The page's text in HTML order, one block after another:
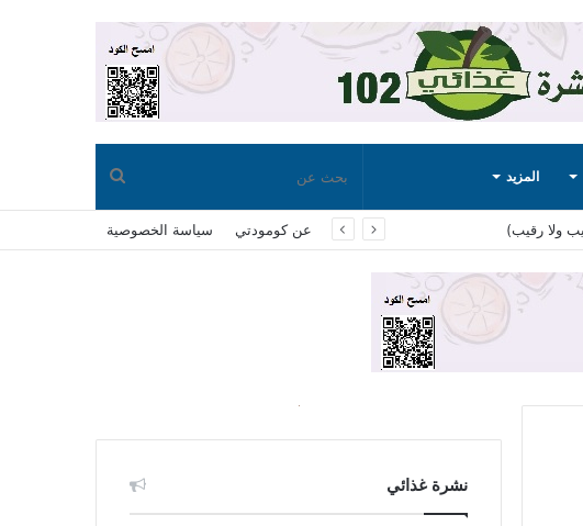
المزيد بحث
عن
عن كومودتي سياسة الخصوصية
نشرة غذائي